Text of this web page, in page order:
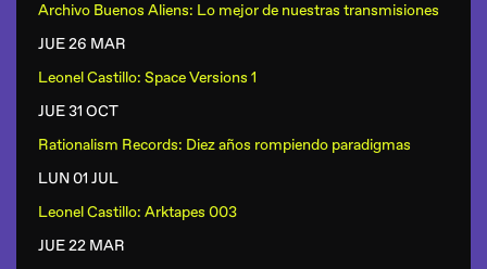
Archivo Buenos Aliens: Lo mejor de nuestras transmisiones
JUE 26 MAR
Leonel Castillo: Space Versions 1
JUE 31 OCT
Rationalism Records: Diez años rompiendo paradigmas
LUN 01 JUL
Leonel Castillo: Arktapes 003
JUE 22 MAR